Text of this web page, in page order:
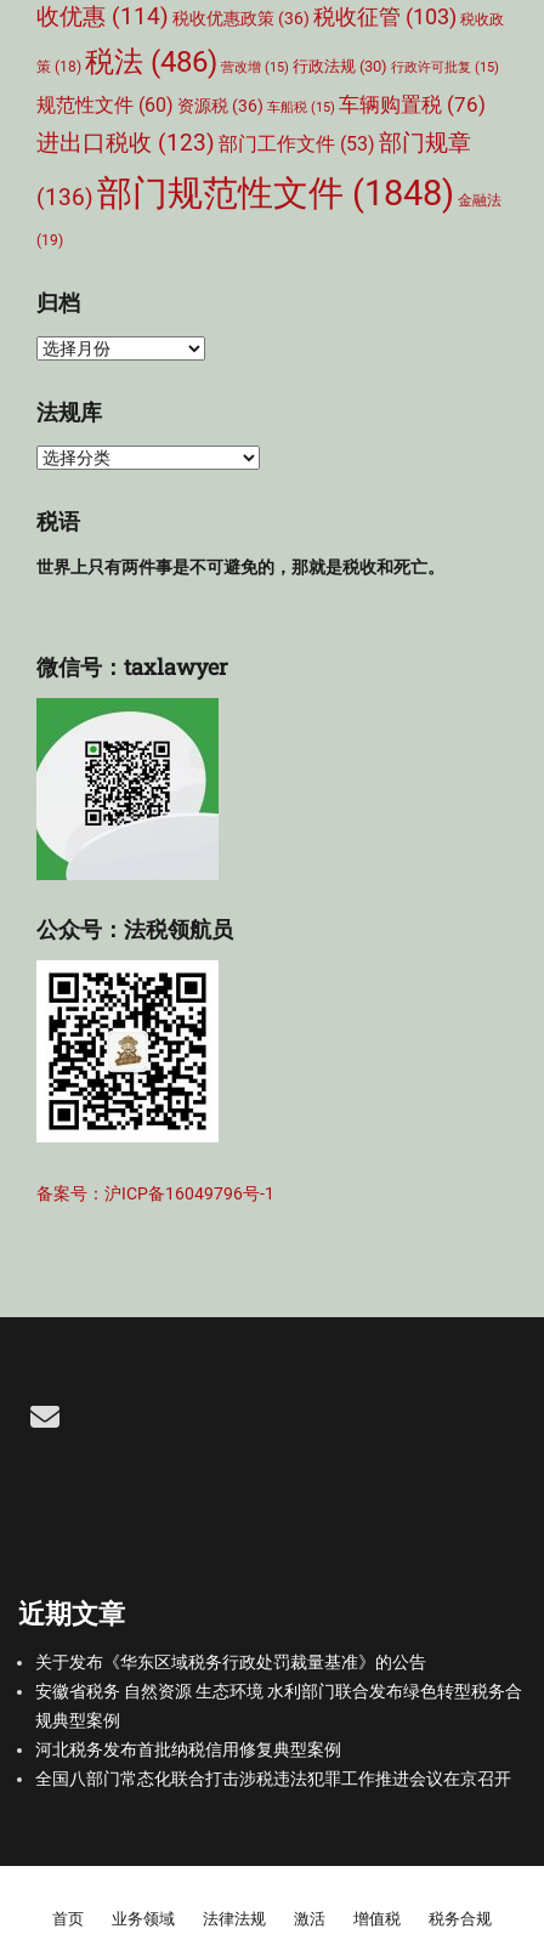
收优惠 (114) 税收优惠政策 (36) 税收征管 (103) 税收政
策 (18) 税法 (486) 营改增 (15) 行政法规 (30) 行政许可批复 (15)
规范性文件 (60) 资源税 (36) 车船税 (15) 车辆购置税 (76)
进出口税收 (123) 部门工作文件 (53) 部门规章
(136)部门规范性文件 (1848) 金融法
(19)
归档
归
法规库
法
库
税语
世界上只有两件事是不可避免的，那就是税收和死亡。
微信号：taxlawyer
公众号：法税领航员
备案号：沪ICP备16049796号-1
Email
近期文章
关于发布《华东区域税务行政处罚裁量基准》的公告
安徽省税务 自然资源 生态环境 水利部门联合发布绿色转型税务合
规典型案例
河北税务发布首批纳税信用修复典型案例
全国八部门常态化联合打击涉税违法犯罪工作推进会议在京召开
Footer menu
首页 业务领域 法律法规 激活 增值税 税务合规